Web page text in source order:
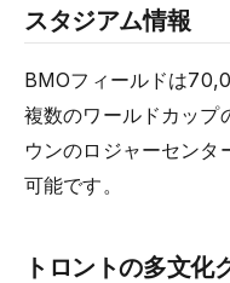
スタジアム情報
BMOフィールドは
複数のワールドカップ
ウンのロジャーセンタ
可能です。
トロントの多文化